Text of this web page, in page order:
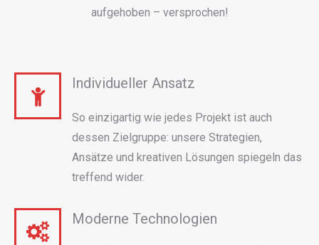
aufgehoben – versprochen!
Individueller Ansatz
So einzigartig wie jedes Projekt ist auch
dessen Zielgruppe: unsere Strategien,
Ansätze und kreativen Lösungen spiegeln das
treffend wider.
Moderne Technologien